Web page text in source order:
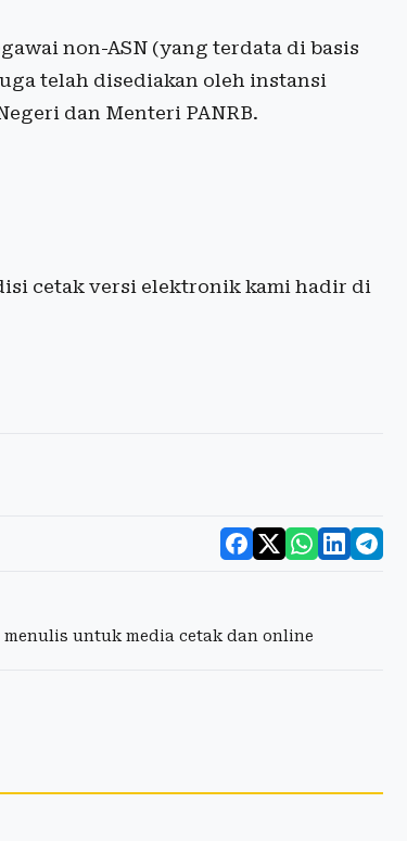
non-ASN (yang terdata di basis
telah disediakan oleh instansi
dan Menteri PANRB.
cetak versi elektronik kami hadir di
untuk media cetak dan online